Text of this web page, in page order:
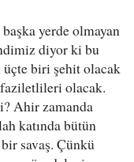
yerde olmayan
diyor ki bu
üçte biri şehit olacak
olacak.
Ahir zamanda
katında bütün
savaş. Çünkü